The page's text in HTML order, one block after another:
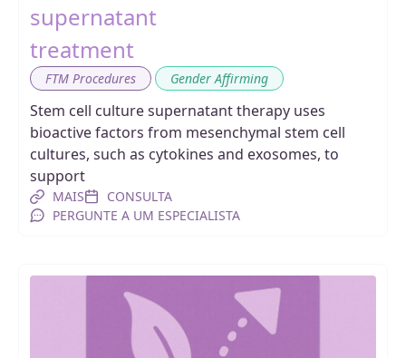
supernatant
treatment
FTM Procedures Gender Affirming
Stem cell culture supernatant therapy uses
bioactive factors from mesenchymal stem cell
cultures, such as cytokines and exosomes, to
support
MAIS
CONSULTA
PERGUNTE A UM ESPECIALISTA